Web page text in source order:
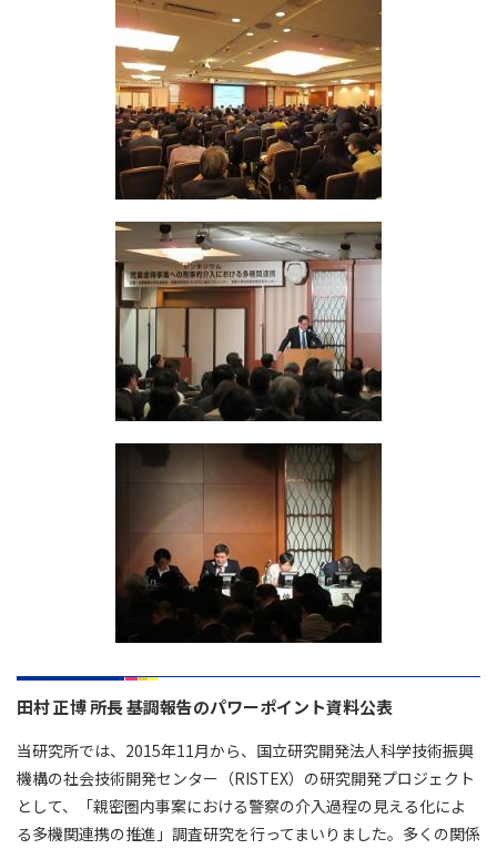
田村 正博 所長 基調報告のパワーポイント資料公表
当研究所では、2015年11月から、国立研究開発法人科学技術振興
機構の社会技術開発センター（RISTEX）の研究開発プロジェクト
として、「親密圏内事案における警察の介入過程の見える化によ
る多機関連携の推進」調査研究を行ってまいりました。多くの関係